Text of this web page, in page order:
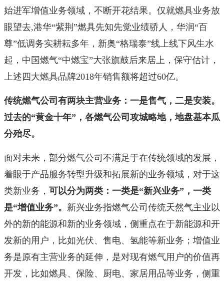
始进军增值业务领域，不断开花结果。仅就燃具业务放
眼望去,港华“紫荆”燃具先知先觉业绩骄人，华润“百
尊”低调务实耕耘多年，新奥“格瑞泰”线上线下风生水
起，中国燃气“中燃宝”大张旗鼓后来居上，保守估计，
上述四大燃具品牌2018年销售额将超过60亿。
传统燃气公司有两块主营业务：一是售气，二是安装。
过去的“黄金十年”，各燃气公司攻城略地，地盘基本瓜
分殆尽。
面对未来，部分燃气公司不满足于在传统领域的发展，
着眼于产品服务转型升级和拓展新的业务领域，对于这
类新业务， 可以分为两类：一类是“新兴业务”，一类
是“增值业务”。 新兴业务指燃气公司传统天然气主业以
外的新的能源和新的业务领域，侧重点在于新能源和开
发新的用户，比如光伏、售电、氢能等新业务；增值业
务是原有主营业务的延伸，是对现有燃气用户的价值再
开发，比如燃具、保险、厨电、家居用品等业务，侧重